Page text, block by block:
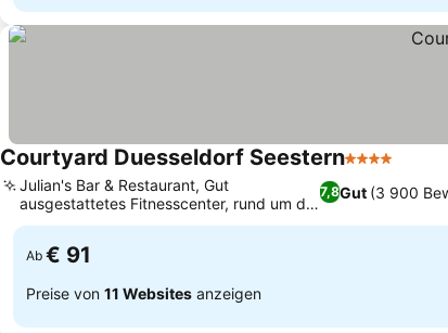
Courtyard Duesseldorf Seestern4 Sterne
7,8Gut (3 900
Julian's Bar & Restaurant, Gut
ausgestattetes Fitnesscenter, rund um die
Uhr geöffnet.
Ab € 91
Preise von 11 Websites anzeigen